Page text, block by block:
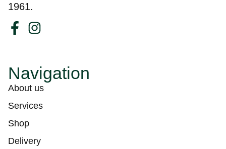
1961.
Navigation
About us
Services
Shop
Delivery